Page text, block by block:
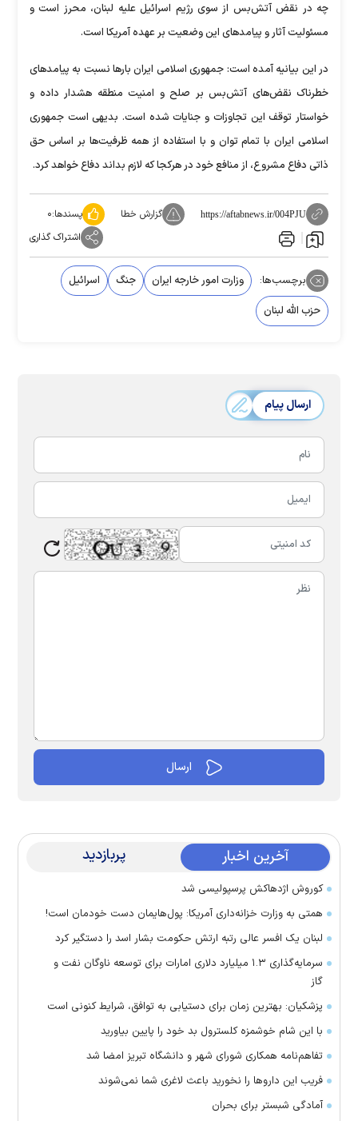
چه در نقض آتش‌بس از سوی رژیم اسرائیل علیه لبنان، محرز است و
مسئولیت آثار و پیامد‌های این وضعیت بر عهده آمریکا است.
در این بیانیه آمده است: جمهوری اسلامی ایران بار‌ها نسبت به پیامد‌های
خطرناک نقض‌های آتش‌بس بر صلح و امنیت منطقه هشدار داده و
خواستار توقف این تجاوزات و جنایات شده است. بدیهی است جمهوری
اسلامی ایران با تمام توان و با استفاده از همه ظرفیت‌ها بر اساس حق
ذاتی دفاع مشروع، از منافع خود در هرکجا که لازم بداند دفاع خواهد کرد.
https://aftabnews.ir/004PJU گزارش خطا پسندها:۰
اشتراک گذاری
برچسب‌ها: وزارت امور خارجه ایران جنگ
اسرائیل
حزب الله لبنان
ارسال پیام
آخرین اخبار پربازدید
کوروش اژدهاکش پرسپولیسی شد
همتی به وزارت خزانه‌داری آمریکا: پول‌هایمان دست خودمان است!
لبنان یک افسر عالی رتبه ارتش حکومت بشار اسد را دستگیر کرد
سرمایه‌گذاری ۱.۳ میلیارد دلاری امارات برای توسعه ناوگان نفت و
گاز
پزشکیان: بهترین زمان برای دستیابی به توافق، شرایط کنونی است
با این شام خوشمزه کلسترول بد خود را پایین بیاورید
تفاهم‌نامه همکاری شورای شهر و دانشگاه تبریز امضا شد
فریب این دارو‌ها را نخورید باعث لاغری شما نمی‌شوند
آمادگی شبستر برای بحران